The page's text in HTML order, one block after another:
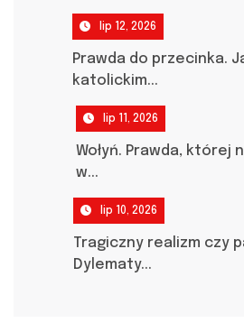
lip 12, 2026
Prawda do przecinka.
katolickim...
lip 11, 2026
Wołyń. Prawda, której
w...
lip 10, 2026
Tragiczny realizm czy
Dylematy...